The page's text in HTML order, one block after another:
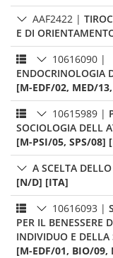
AAF2422 |
E DI
10616090 |
ENDOCRINOLOGIA
[M-EDF/02, MED/
10615989 |
SOCIOLOGIA DELL
[M-PSI/05, SPS/08]
A SCELTA
[N/D] [ITA]
10616093 |
PER IL BENESSERE
INDIVIDUO E DELLA
[M-EDF/01, BIO/09,